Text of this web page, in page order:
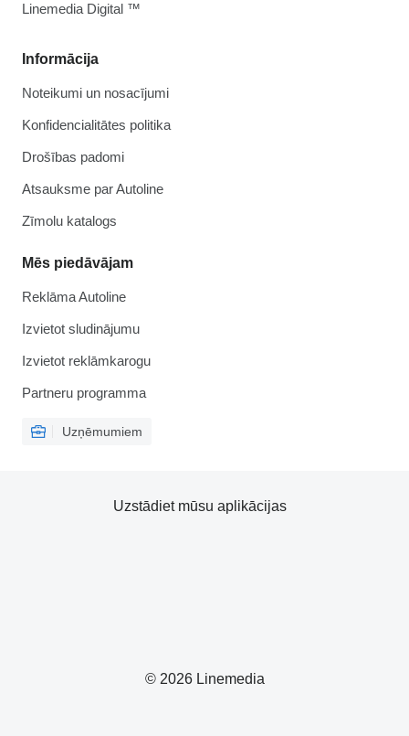
Informācija
Noteikumi un nosacījumi
Konfidencialitātes politika
Drošības padomi
Atsauksme par Autoline
Zīmolu katalogs
Mēs piedāvājam
Reklāma Autoline
Izvietot sludinājumu
Izvietot reklāmkarogu
Partneru programma
Uzņēmumiem
Linemedia Digital ™
© 2026 Linemedia
Uzstādiet mūsu aplikācijas